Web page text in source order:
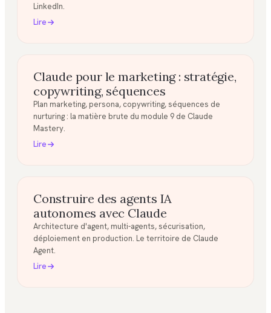
LinkedIn.
Lire
Claude pour le marketing : stratégie,
copywriting, séquences
Plan marketing, persona, copywriting, séquences de
nurturing : la matière brute du module 9 de Claude
Mastery.
Lire
Construire des agents IA
autonomes avec Claude
Architecture d'agent, multi-agents, sécurisation,
déploiement en production. Le territoire de Claude
Agent.
Lire